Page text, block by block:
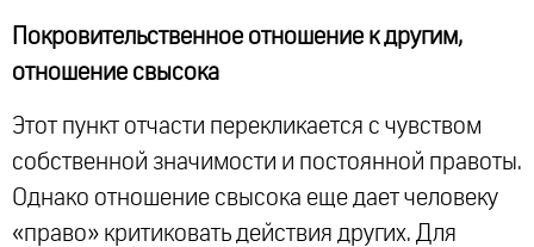
Покровительственное отношение к другим,
отношение свысока
Этот пункт отчасти перекликается с чувством
собственной значимости и постоянной правоты.
Однако отношение свысока еще дает человеку
«право» критиковать действия других. Для